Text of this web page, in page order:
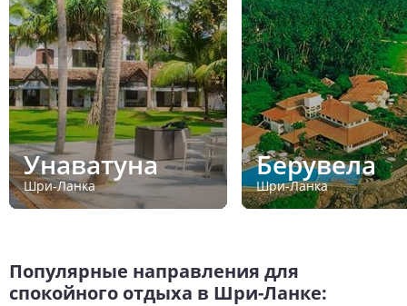
Унаватуна
Шри-Ланка
Берувела
Шри-Ланка
Популярные направления для
спокойного отдыха в Шри-Ланке: